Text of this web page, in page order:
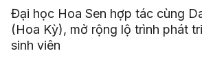
Đại học Hoa Sen hợp tác cùng
(Hoa Kỳ), mở rộng lộ trình phát
sinh viên